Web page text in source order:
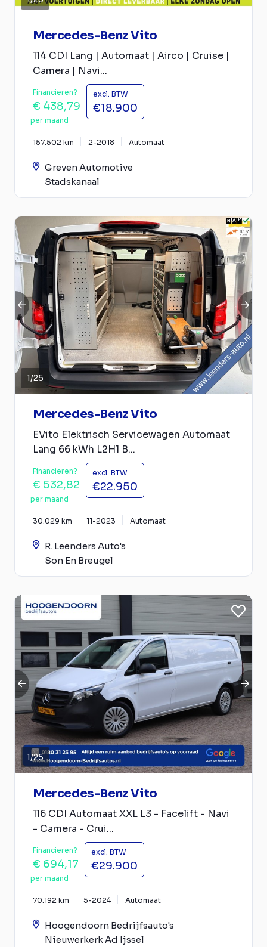
Mercedes-Benz Vito
114 CDI Lang | Automaat | Airco | Cruise |
Camera | Navi...
Financieren?
€ 438,79
per maand
excl. BTW
€18.900
157.502 km 2-2018 Automaat
Greven Automotive
Stadskanaal
1/25
Mercedes-Benz Vito
EVito Elektrisch Servicewagen Automaat
Lang 66 kWh L2H1 B...
Financieren?
€ 532,82
per maand
excl. BTW
€22.950
30.029 km 11-2023 Automaat
R. Leenders Auto's
Son En Breugel
1/25
Mercedes-Benz Vito
116 CDI Automaat XXL L3 - Facelift - Navi
- Camera - Crui...
Financieren?
€ 694,17
per maand
excl. BTW
€29.900
70.192 km 5-2024 Automaat
Hoogendoorn Bedrijfsauto's
Nieuwerkerk Ad Ijssel